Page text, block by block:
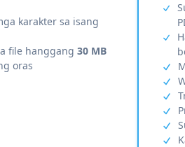
karakter sa isang
file hanggang 30 MB
oras